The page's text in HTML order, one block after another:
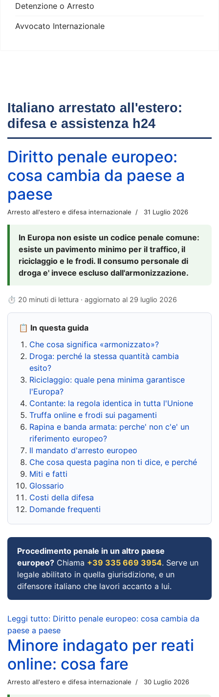
Detenzione o Arresto
Avvocato Internazionale
Italiano arrestato all'estero:
difesa e assistenza h24
Diritto penale europeo:
cosa cambia da paese a
paese
Arresto all'estero e difesa internazionale 31 Luglio 2026
In Europa non esiste un codice penale comune:
esiste un pavimento minimo per il traffico, il
riciclaggio e le frodi. Il consumo personale di
droga e' invece escluso dall'armonizzazione.
⏱ 20 minuti di lettura · aggiornato al 29 luglio 2026
📋 In questa guida
Che cosa significa «armonizzato»?
Droga: perché la stessa quantità cambia
esito?
Riciclaggio: quale pena minima garantisce
l'Europa?
Contante: la regola identica in tutta l'Unione
Truffa online e frodi sui pagamenti
Rapina e banda armata: perche' non c'e' un
riferimento europeo?
Il mandato d'arresto europeo
Che cosa questa pagina non ti dice, e perché
Miti e fatti
Glossario
Costi della difesa
Domande frequenti
Procedimento penale in un altro paese
europeo? Chiama +39 335 669 3954. Serve un
legale abilitato in quella giurisdizione, e un
difensore italiano che lavori accanto a lui.
Leggi tutto: Diritto penale europeo: cosa cambia da
paese a paese
Minore indagato per reati
online: cosa fare
Arresto all'estero e difesa internazionale 30 Luglio 2026